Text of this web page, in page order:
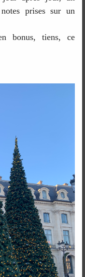
prises sur un
bonus, tiens, ce